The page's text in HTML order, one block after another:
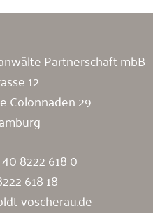
Partnerschaft mbB
12
Colonnaden 29
8222 618 0
618 18
voscherau.de